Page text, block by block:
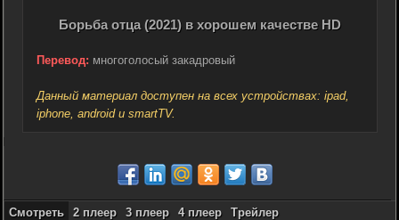
Борьба отца (2021) в хорошем качестве HD
Перевод: многоголосый закадровый
Данный материал доступен на всех устройствах: ipad,
iphone, android и smartTV.
Смотреть 2 плеер 3 плеер 4 плеер Трейлер